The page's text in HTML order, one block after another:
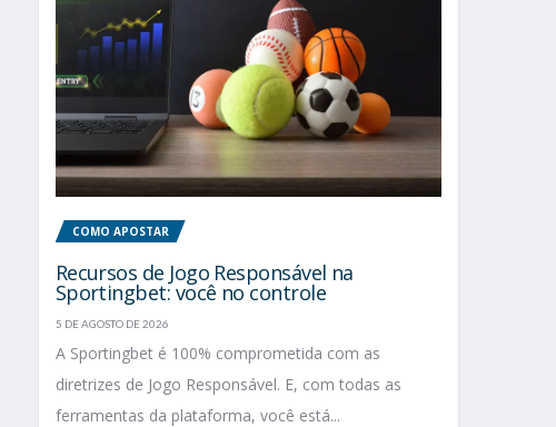
COMO APOSTAR
Recursos de Jogo Responsável na
Sportingbet: você no controle
5 DE AGOSTO DE 2026
A Sportingbet é 100% comprometida com as
diretrizes de Jogo Responsável. E, com todas as
ferramentas da plataforma, você está...